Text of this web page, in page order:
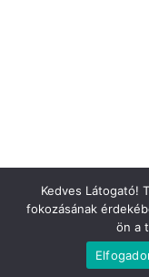
Kedves Látogató!
fokozásának
ön a